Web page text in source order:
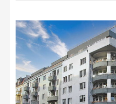
IN
BERLIN
NEUKÖLLN